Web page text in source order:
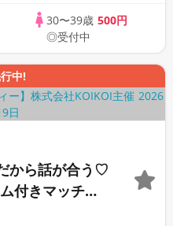
30〜39歳 500円
◎受付中
中!
から話が合う♡
付きマッチン